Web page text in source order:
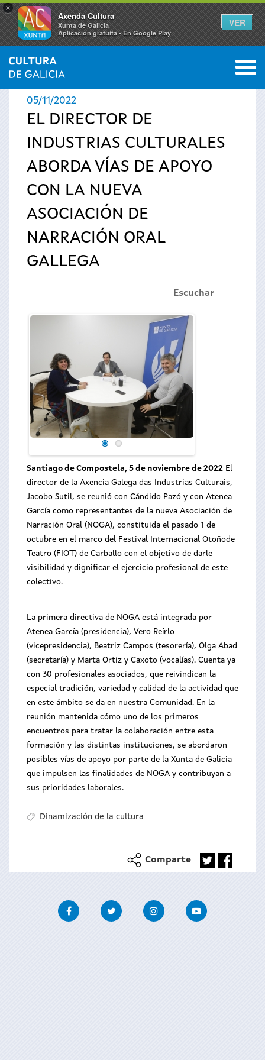
×
Axenda Cultura
Xunta de Galicia
Aplicación gratuíta - En Google Play
VER
Se
encuentra
usted
aquí
INICIO › ACTUALIDAD 0
05/11/2022
EL DIRECTOR DE
INDUSTRIAS CULTURALES
ABORDA VÍAS DE APOYO
CON LA NUEVA
ASOCIACIÓN DE
NARRACIÓN ORAL
GALLEGA
Escuchar
Santiago de Compostela, 5 de noviembre de 2022 El
director de la Axencia Galega das Industrias Culturais,
Jacobo Sutil, se reunió con Cándido Pazó y con Atenea
García como representantes de la nueva Asociación de
Narración Oral (NOGA), constituida el pasado 1 de
octubre en el marco del Festival Internacional Otoñode
Teatro (FIOT) de Carballo con el objetivo de darle
visibilidad y dignificar el ejercicio profesional de este
colectivo.
La primera directiva de NOGA está integrada por
Atenea García (presidencia), Vero Reírlo
(vicepresidencia), Beatriz Campos (tesorería), Olga Abad
(secretaría) y Marta Ortiz y Caxoto (vocalías). Cuenta ya
con 30 profesionales asociados, que reivindican la
especial tradición, variedad y calidad de la actividad que
en este ámbito se da en nuestra Comunidad. En la
reunión mantenida cómo uno de los primeros
encuentros para tratar la colaboración entre esta
formación y las distintas instituciones, se abordaron
posibles vías de apoyo por parte de la Xunta de Galicia
que impulsen las finalidades de NOGA y contribuyan a
sus prioridades laborales.
Dinamización de la cultura
Comparte
FacebookTwitter InstagramYoutube